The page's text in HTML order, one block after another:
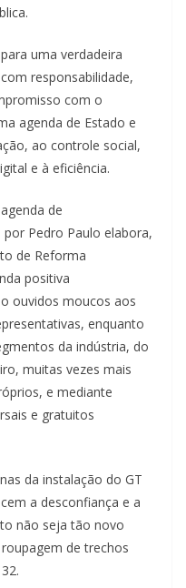
uma verdadeira
responsabilidade,
com o
agenda de Estado e
ao controle social,
e à eficiência.
de
Pedro Paulo elabora,
de Reforma
positiva
ouvidos moucos aos
enquanto
da indústria, do
muitas vezes mais
e mediante
e gratuitos
da instalação do GT
a desconfiança e a
não seja tão novo
de trechos